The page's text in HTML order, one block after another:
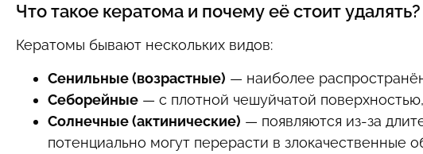
Что такое кератома и почему её стоит удалять?
Кератомы бывают нескольких видов:
Сенильные (возрастные) — наиболее
Себорейные — с плотной чешуйчатой поверхностью,
Солнечные (актинические) — появляются из-за
потенциально могут перерасти в злокачественные